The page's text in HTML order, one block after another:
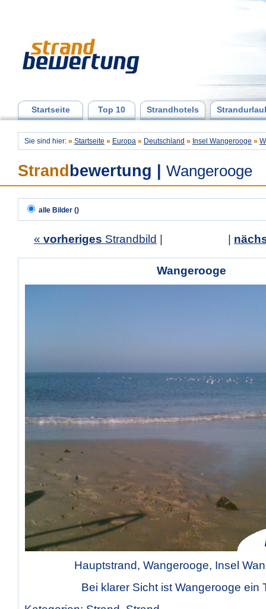
Startseite Top 10 Strandhotels
Sie sind hier: » Startseite » Europa » Deutschland » Insel Wangerooge »
Strand bewertung Wangerooge
alle Bilder ()
« vorheriges Strandbild
Wangerooge
Hauptstrand, Wangerooge, Insel
Bei klarer Sicht ist Wangerooge ein